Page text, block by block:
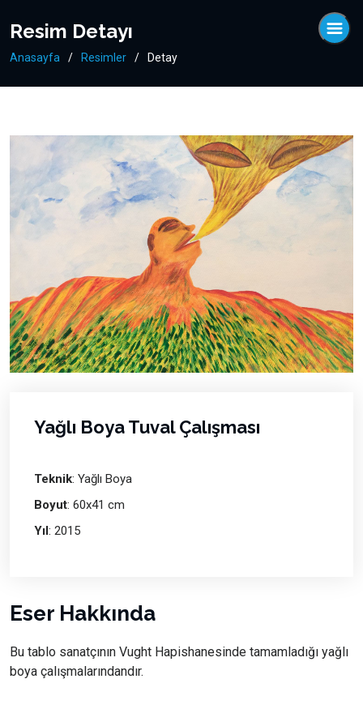
Resim Detayı
Anasayfa Resimler Detay
Yağlı Boya Tuval Çalışması
Teknik: Yağlı Boya
Boyut: 60x41 cm
Yıl: 2015
Eser Hakkında
Bu tablo sanatçının Vught Hapishanesinde tamamladığı yağlı
boya çalışmalarındandır.